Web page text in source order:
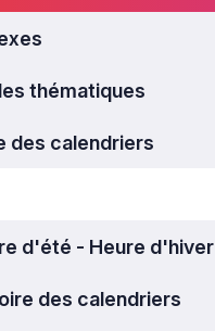
thématiques
des calendriers
d'été - Heure d'hiver
des calendriers